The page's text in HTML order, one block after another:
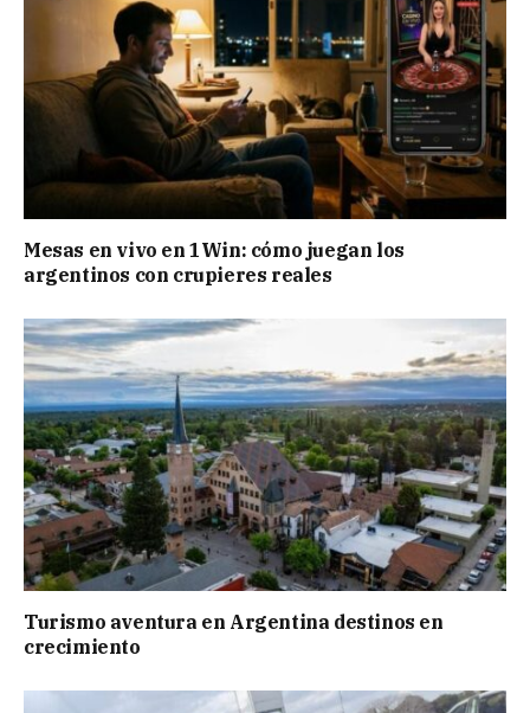
Mesas en vivo en 1Win: cómo juegan los
argentinos con crupieres reales
Turismo aventura en Argentina destinos en
crecimiento